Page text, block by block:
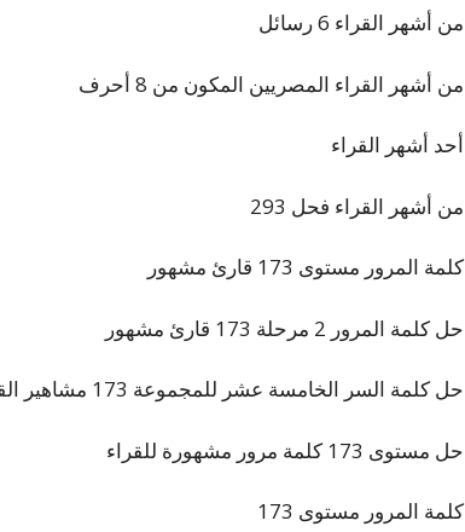
من أشهر القراء 6 رسائل
من أشهر القراء المصريين المكون من 8 أحرف
أحد أشهر القراء
من أشهر القراء فحل 293
كلمة المرور مستوى 173 قارئ مشهور
حل كلمة المرور 2 مرحلة 173 قارئ مشهور
حل كلمة السر الخامسة عشر للمجموعة 173 مشاهير القراء
حل مستوى 173 كلمة مرور مشهورة للقراء
كلمة المرور مستوى 173